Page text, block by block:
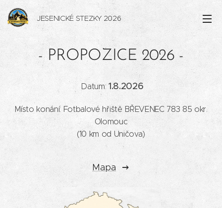
JESENICKÉ STEZKY 2026
- PROPOZICE 2026 -
Datum:1.8.2026
Místo konání: Fotbalové hřiště BŘEVENEC 783 85 okr.
Olomouc
(10 km od Uničova)
Mapa